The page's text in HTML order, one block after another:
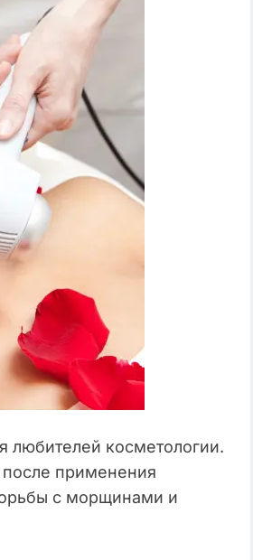
любителей косметологии.
применения
с морщинами и